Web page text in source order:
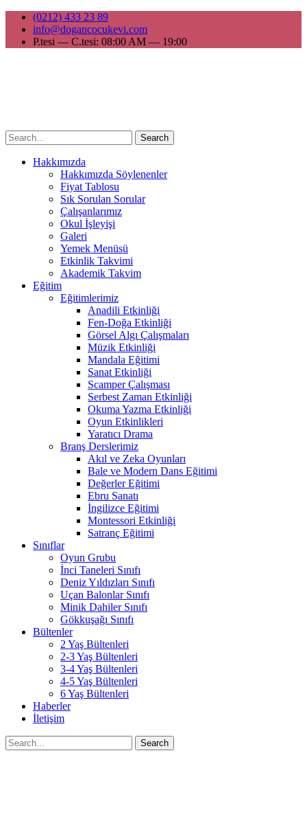
(0212) 433 23 89
info@dogancocukevi.com
P.tesi — C.tesi: 08:00 AM — 19:00
Search
Hakkımızda
Hakkımızda Söylenenler
Fiyat Tablosu
Sık Sorulan Sorular
Çalışanlarımız
Okul İşleyişi
Galeri
Yemek Menüsü
Etkinlik Takvimi
Akademik Takvim
Eğitim
Eğitimlerimiz
Anadili Etkinliği
Fen-Doğa Etkinliği
Görsel Algı Çalışmaları
Müzik Etkinliği
Mandala Eğitimi
Sanat Etkinliği
Scamper Çalışması
Serbest Zaman Etkinliği
Okuma Yazma Etkinliği
Oyun Etkinlikleri
Yaratıcı Drama
Branş Derslerimiz
Akıl ve Zeka Oyunları
Bale ve Modern Dans Eğitimi
Değerler Eğitimi
Ebru Sanatı
İngilizce Eğitimi
Montessori Etkinliği
Satranç Eğitimi
Sınıflar
Oyun Grubu
İnci Taneleri Sınıfı
Deniz Yıldızları Sınıfı
Uçan Balonlar Sınıfı
Minik Dahiler Sınıfı
Gökkuşağı Sınıfı
Bültenler
2 Yaş Bültenleri
2-3 Yaş Bültenleri
3-4 Yaş Bültenleri
4-5 Yaş Bültenleri
6 Yaş Bültenleri
Haberler
İletişim
Search